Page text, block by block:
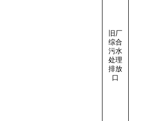
旧厂
综合
污水
处理
排放
口